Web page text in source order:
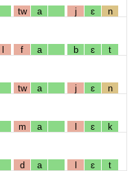
tw a j ɛ n
l f a b ɛ t
tw a j ɛ n
m a l ɛ k
d a l ɛ t